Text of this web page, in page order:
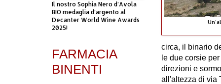
circa, il binario
le due corsie
direzioni e
all'altezza di via
Il nostro Sophia Nero d’Avola
BIO medaglia d’argento al
Decanter World Wine Awards
2025!
FARMACIA
BINENTI